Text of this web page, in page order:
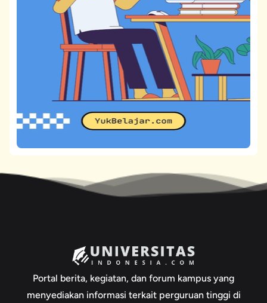
Portal berita, kegiatan, dan forum kampus yang
menyediakan informasi terkait perguruan tinggi di